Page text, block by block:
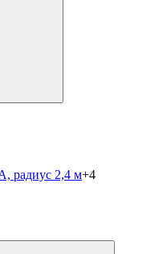
радиус 2,4 м+4